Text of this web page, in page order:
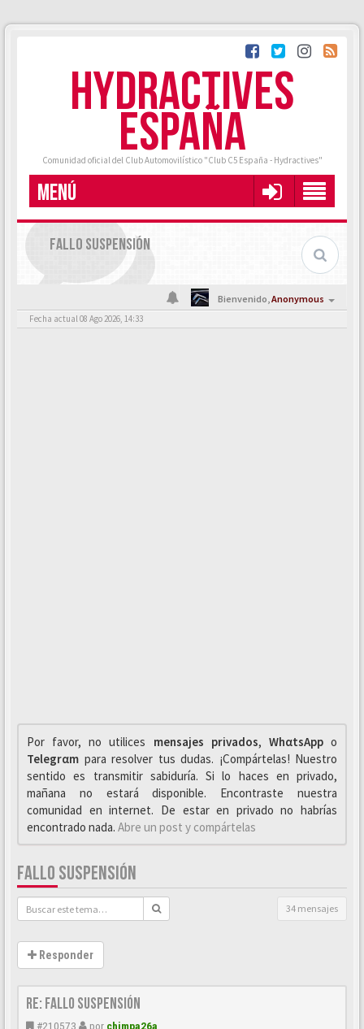
HYDRACTIVES
ESPAÑA
Comunidad oficial del Club Automovilístico "Club C5 España - Hydractives"
MENÚ
FALLO SUSPENSIÓN
Bienvenido,Anonymous
Fecha actual 08 Ago 2026, 14:33
Por favor, no utilices mensajes privados, WhαtsAppo
Telegrαm para resolver tus dudas. ¡Compártelas! Nuestro
sentido es transmitir sabiduría. Si lo haces en privado,
mañana no estará disponible. Encontraste nuestra
comunidad en internet. De estar en privado no habrías
encontrado nada. Abre un post y compártelas
FALLO SUSPENSIÓN
34 mensajes
Responder
Re: Fallo suspensión
#210573 por chimpa26a